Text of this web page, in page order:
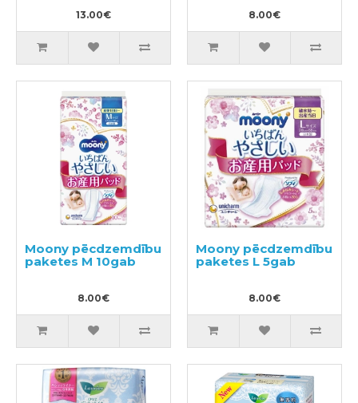
13.00€ 8.00€
Moony pēcdzemdību
paketes M 10gab
8.00€
Moony pēcdzemdību
paketes L 5gab
8.00€